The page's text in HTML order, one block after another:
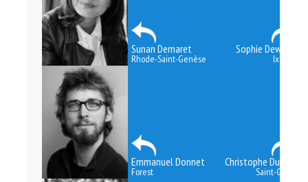
Sunan Demaret
Rhode-Saint-Genèse
Sophie Dewitte
Ixelles
Emmanuel Donnet
Forest
Christophe Dubois
Saint-Gilles